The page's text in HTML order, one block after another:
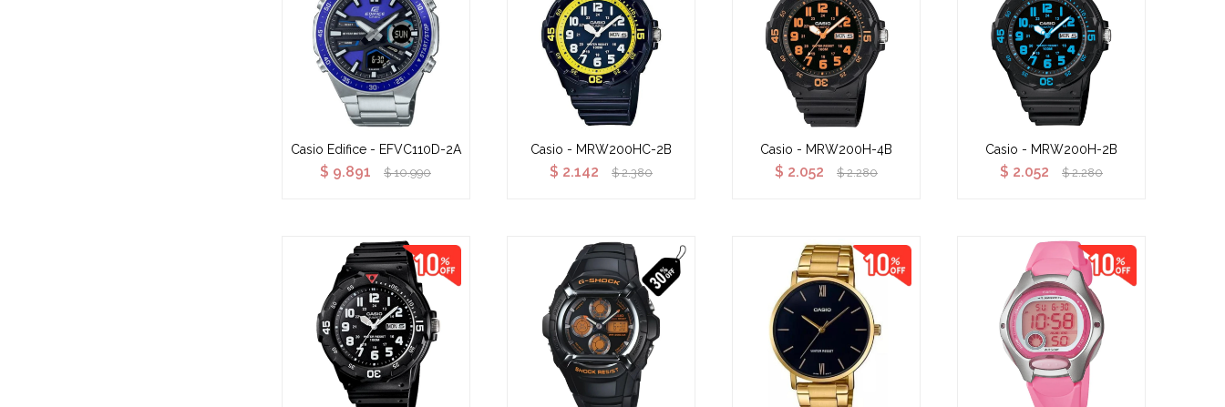
Casio Edifice - EFVC110D-2A
$ 9.891 $ 10.990
Casio - MRW200HC-2B
$ 2.142 $ 2.380
Casio - MRW200H-4B
$ 2.052 $ 2.280
Casio - MRW200H-2B
$ 2.052 $ 2.280